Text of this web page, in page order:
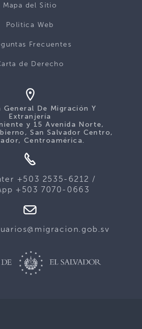
Mapa del Sitio
Politica Web
Frecuentes
de Derecho
General De Migración Y
Extranjería
y 15 Avenida Norte,
San Salvador Centro,
Centroamérica.
+503 2535-6212 /
+503 7070-0663